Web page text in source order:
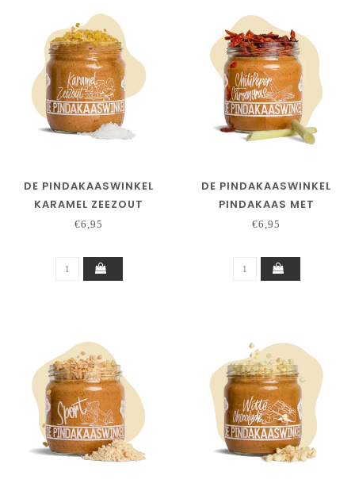
DE PINDAKAASWINKEL
KARAMEL ZEEZOUT
€6,95
DE PINDAKAASWINKEL
PINDAKAAS MET
CHILIPEPER
€6,95